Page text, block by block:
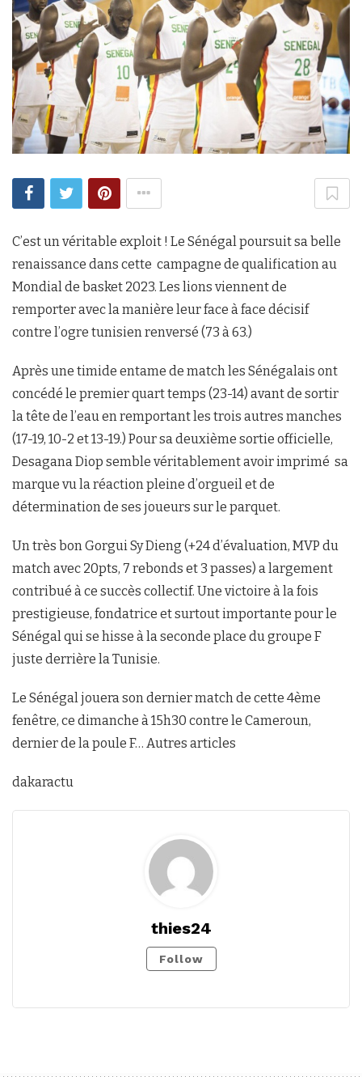
C’est un véritable exploit ! Le Sénégal poursuit sa belle
renaissance dans cette campagne de qualification au
Mondial de basket 2023. Les lions viennent de
remporter avec la manière leur face à face décisif
contre l’ogre tunisien renversé (73 à 63.)
Après une timide entame de match les Sénégalais ont
concédé le premier quart temps (23-14) avant de sortir
la tête de l’eau en remportant les trois autres manches
(17-19, 10-2 et 13-19.) Pour sa deuxième sortie officielle,
Desagana Diop semble véritablement avoir imprimé sa
marque vu la réaction pleine d’orgueil et de
détermination de ses joueurs sur le parquet.
Un très bon Gorgui Sy Dieng (+24 d’évaluation, MVP du
match avec 20pts, 7 rebonds et 3 passes) a largement
contribué à ce succès collectif. Une victoire à la fois
prestigieuse, fondatrice et surtout importante pour le
Sénégal qui se hisse à la seconde place du groupe F
juste derrière la Tunisie.
Le Sénégal jouera son dernier match de cette 4ème
fenêtre, ce dimanche à 15h30 contre le Cameroun,
dernier de la poule F… Autres articles
dakaractu
thies24
Follow